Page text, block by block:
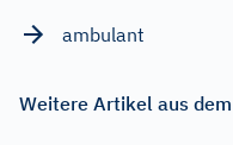
ambulant
Weitere Artikel aus